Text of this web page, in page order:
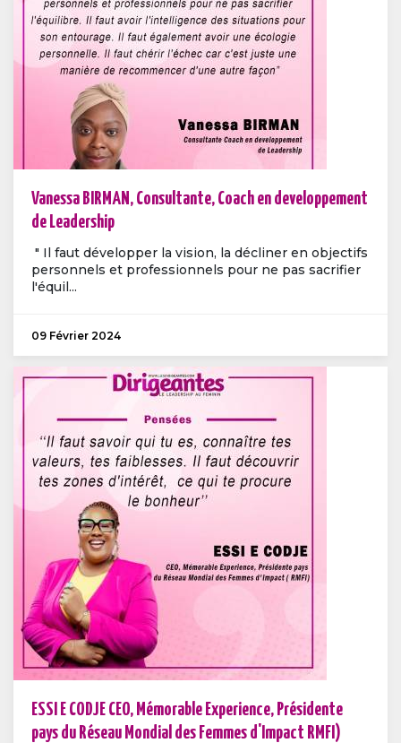
Vanessa BIRMAN, Consultante, Coach en developpement
de Leadership
" Il faut développer la vision, la décliner en objectifs
personnels et professionnels pour ne pas sacrifier
l'équil...
09 Février 2024
ESSI E CODJE CEO, Mémorable Experience, Présidente
pays du Réseau Mondial des Femmes d'Impact RMFI)